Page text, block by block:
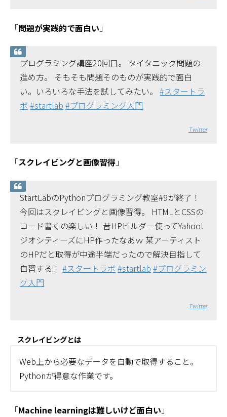
「問題が実践的で面白い 」
プログラミング講座20回目。 タイタニック問題の
進め方。 そもそも問題そのものが実践的で面白
い。いろいろな手法を試してみたい。#スタートラ
ボ #startlab #プログラミング入門
Twitter
「スクレイビングと画像習得 」
StartLabのPythonプログラミング教室#9が終了！
今回はスクレイビングと画像習得。 HTMLとCSSの
コード書くの楽しい！ 昔HPビルダー使ってYahoo!
ジオシティーズにHP作ったなあｗ 某アーティスト
のHPだと取得が中途半端だったので解決目指して
自習する！#スタートラボ #startlab #プログラミン
グ入門
Twitter
スクレイビングとは
Web上から必要なデータを自動で取得すること。
Pythonが得意な作業です。
「Machine learningは難しいけど面白い 」